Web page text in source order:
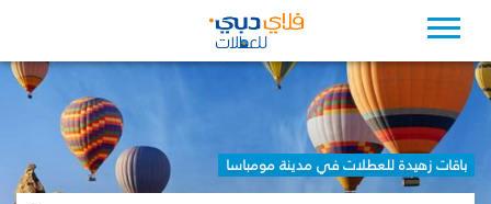
باقات زهيدة للعطلات في مدينة مومباسا